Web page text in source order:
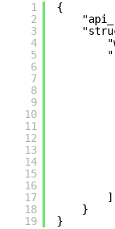
1
2
3
4
5
6
7
8
9
10
11
12
13
14
15
16
17
18
19
{
]
}
}